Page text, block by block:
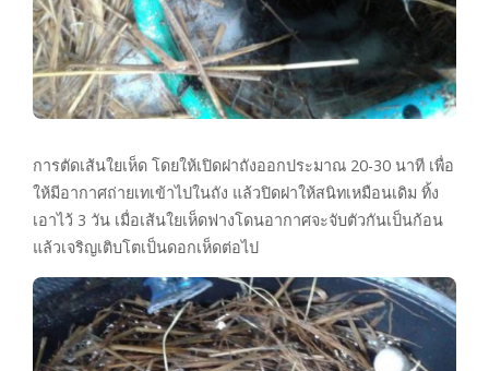
การตัดเส้นใยเห็ด โดยให้เปิดฝาถังออกประมาณ 20-30 นาที เพื่อ
ให้มีอากาศถ่ายเทเข้าไปในถัง แล้วปิดฝาให้สนิทเหมือนเดิม ทิ้ง
เอาไว้ 3 วัน เมื่อเส้นใยเห็ดฟางโดนอากาศจะจับตัวกันเป็นก้อน
แล้วเจริญเติบโตเป็นดอกเห็ดต่อไป